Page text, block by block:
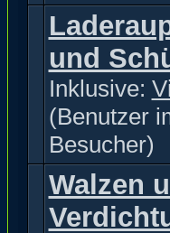
und
Inklusive:
(Benutzer
Besucher)
Walzen